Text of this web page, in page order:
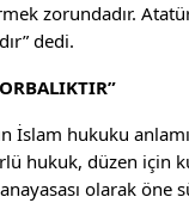
zorundadır.
dedi.
İslam hukuku
hukuk, düzen için
olarak öne